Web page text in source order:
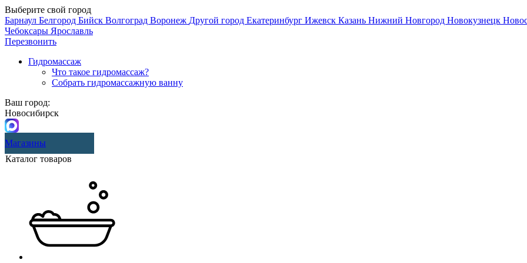
Выберите свой город
Барнаул Белгород Бийск Волгоград Воронеж Другой город Екатеринбург Ижевск Казань Нижний Новгород Новокузнецк
Чебоксары Ярославль
Перезвонить
Гидромассаж
Что такое гидромассаж?
Собрать гидромассажную ванну
Ваш город:
Новосибирск
Магазины
Каталог товаров